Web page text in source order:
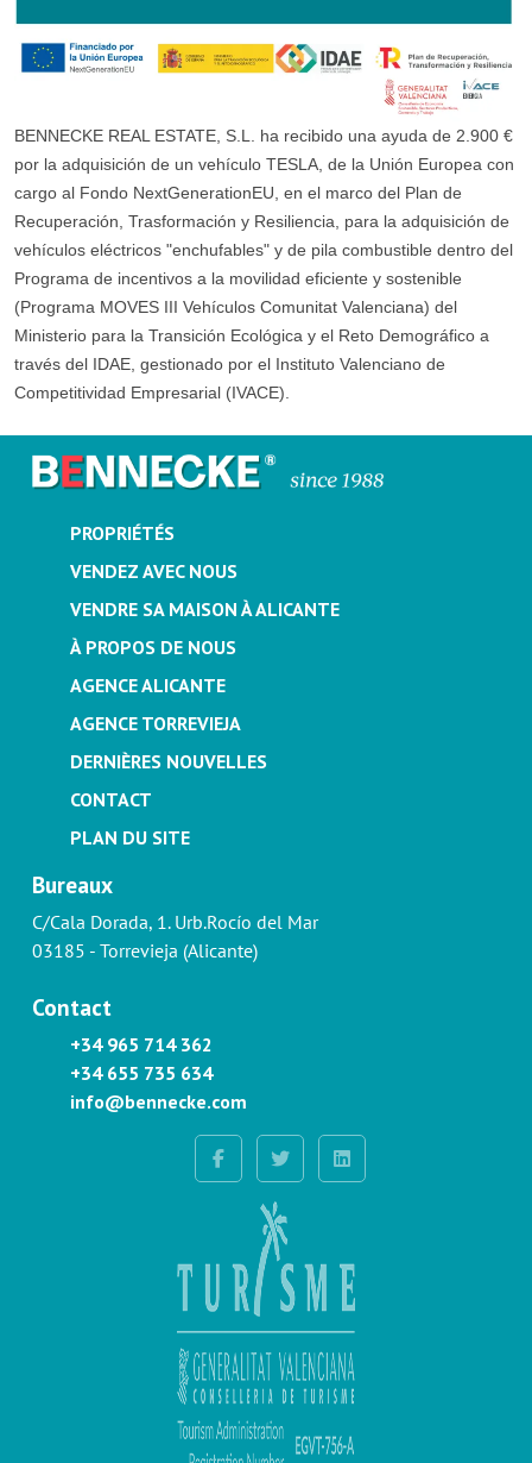
BENNECKE REAL ESTATE, S.L. ha recibido una ayuda de 2.900 €
por la adquisición de un vehículo TESLA, de la Unión Europea con
cargo al Fondo NextGenerationEU, en el marco del Plan de
Recuperación, Trasformación y Resiliencia, para la adquisición de
vehículos eléctricos "enchufables" y de pila combustible dentro del
Programa de incentivos a la movilidad eficiente y sostenible
(Programa MOVES III Vehículos Comunitat Valenciana) del
Ministerio para la Transición Ecológica y el Reto Demográfico a
través del IDAE, gestionado por el Instituto Valenciano de
Competitividad Empresarial (IVACE).
PROPRIÉTÉS
VENDEZ AVEC NOUS
VENDRE SA MAISON À ALICANTE
À PROPOS DE NOUS
AGENCE ALICANTE
AGENCE TORREVIEJA
DERNIÈRES NOUVELLES
CONTACT
PLAN DU SITE
Bureaux
C/Cala Dorada, 1. Urb.Rocío del Mar
03185 - Torrevieja (Alicante)
Contact
+34 965 714 362
+34 655 735 634
info@bennecke.com